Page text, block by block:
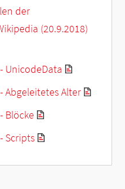
der
(20.9.2018)
UnicodeData
Abgeleitetes Alter
Blöcke
Scripts